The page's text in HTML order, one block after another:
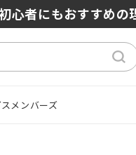
心者にもおすすめの
メンバーズ